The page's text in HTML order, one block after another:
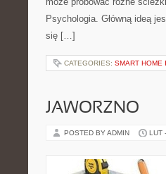
Psychologia. Główną ideą
się […]
CATEGORIES: SMART HOME
JAWORZNO
POSTED BY ADMIN LUT